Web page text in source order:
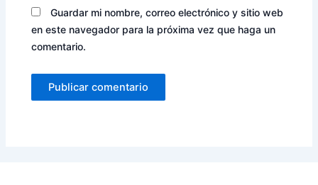
Guardar mi nombre, correo electrónico y sitio web
en este navegador para la próxima vez que haga un
comentario.